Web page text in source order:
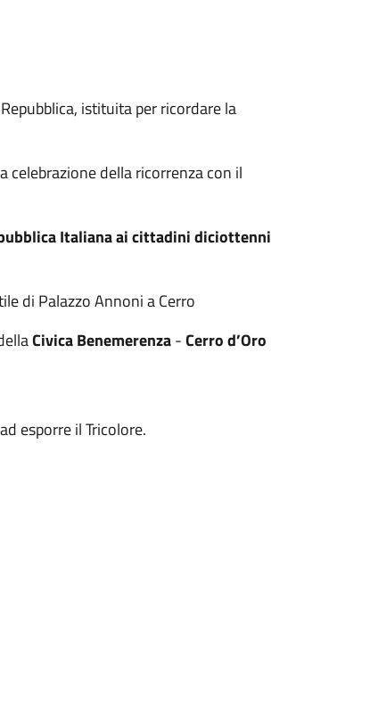
istituita per ricordare la
celebrazione della ricorrenza con il
Italiana ai cittadini diciottenni
di Palazzo Annoni a Cerro
Civica Benemerenza-Cerro d’Oro
esporre il Tricolore.